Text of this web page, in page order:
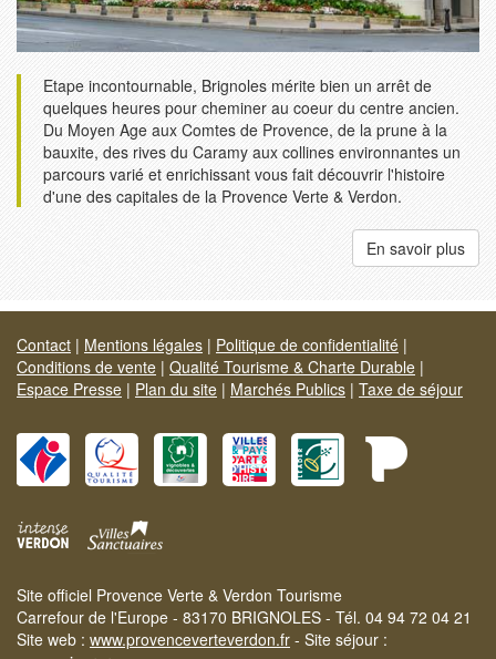
Etape incontournable, Brignoles mérite bien un arrêt de
quelques heures pour cheminer au coeur du centre ancien.
Du Moyen Age aux Comtes de Provence, de la prune à la
bauxite, des rives du Caramy aux collines environnantes un
parcours varié et enrichissant vous fait découvrir l'histoire
d'une des capitales de la Provence Verte & Verdon.
En savoir plus
Contact | Mentions légales | Politique de confidentialité |
Conditions de vente | Qualité Tourisme & Charte Durable |
Espace Presse | Plan du site | Marchés Publics | Taxe de séjour
Site officiel Provence Verte & Verdon Tourisme
Carrefour de l'Europe - 83170 BRIGNOLES - Tél. 04 94 72 04 21
Site web : www.provenceverteverdon.fr - Site séjour :